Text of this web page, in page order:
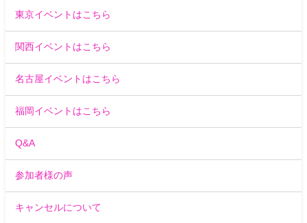
東京イベントはこちら
関西イベントはこちら
名古屋イベントはこちら
福岡イベントはこちら
Q&A
参加者様の声
キャンセルについて